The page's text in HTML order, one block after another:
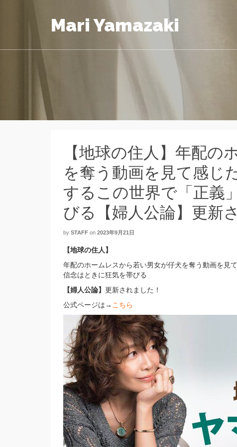
Mari Yamazaki
【地球の住人】年配の
を奪う動画を見て感じ
するこの世界で「正義
びる【婦人公論】更新
by STAFF on 2023年9月21日
【地球の住人】
年配のホームレスから若い男女が仔犬を奪う動画を見
信念はときに狂気を帯びる
【婦人公論】 更新されました！
公式ページは→ こちら